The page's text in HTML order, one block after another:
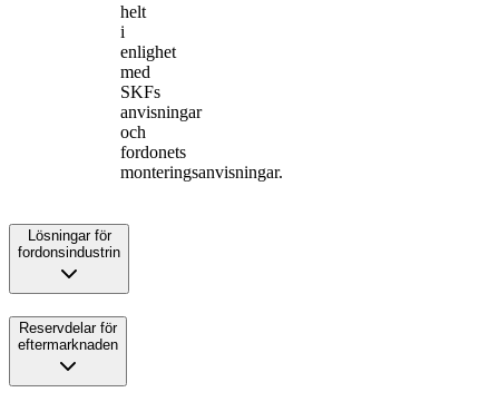
helt
i
enlighet
med
SKFs
anvisningar
och
fordonets
monteringsanvisningar.
Lösningar för
fordonsindustrin
Reservdelar för
eftermarknaden